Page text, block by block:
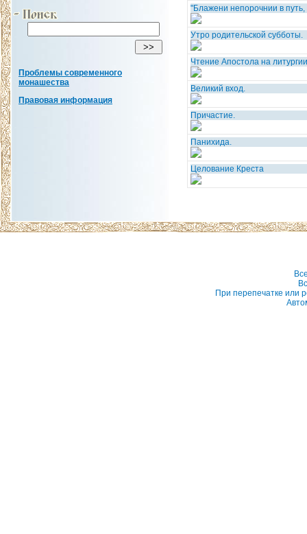
Проблемы современного
монашества
Правовая информация
"Блажени непорочнии в
Утро родительской субботы.
Чтение Апостола на
Великий вход.
Причастие.
Панихида.
Целование Креста
При перепечатке или